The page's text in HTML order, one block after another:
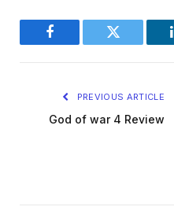
Facebook Twitter
PREVIOUS ARTICLE
God of war 4 Review